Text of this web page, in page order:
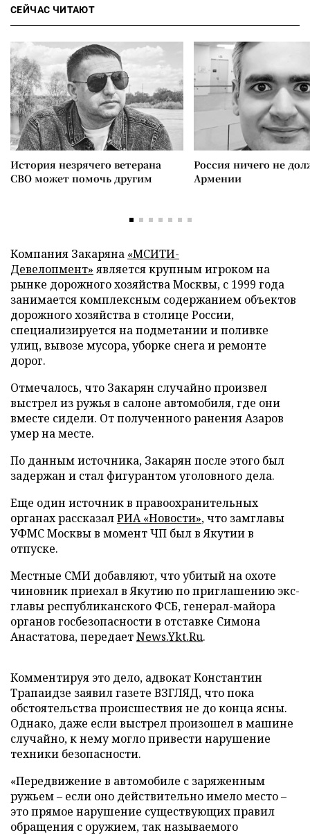
СЕЙЧАС ЧИТАЮТ
История незрячего ветерана
СВО может помочь другим
Россия ничего не
Армении
Компания Закаряна «МСИТИ-
Девелопмент» является крупным игроком на
рынке дорожного хозяйства Москвы, с 1999 года
занимается комплексным содержанием объектов
дорожного хозяйства в столице России,
специализируется на подметании и поливке
улиц, вывозе мусора, уборке снега и ремонте
дорог.
Отмечалось, что Закарян случайно произвел
выстрел из ружья в салоне автомобиля, где они
вместе сидели. От полученного ранения Азаров
умер на месте.
По данным источника, Закарян после этого был
задержан и стал фигурантом уголовного дела.
Еще один источник в правоохранительных
органах рассказалРИА «Новости», что замглавы
УФМС Москвы в момент ЧП был в Якутии в
отпуске.
Местные СМИ добавляют, что убитый на охоте
чиновник приехал в Якутию по приглашению экс-
главы республиканского ФСБ, генерал-майора
органов госбезопасности в отставке Симона
Анастатова, передаетNews.Ykt.Ru.
Комментируя это дело, адвокат Константин
Трапаидзе заявил газете ВЗГЛЯД, что пока
обстоятельства происшествия не до конца ясны.
Однако, даже если выстрел произошел в машине
случайно, к нему могло привести нарушение
техники безопасности.
«Передвижение в автомобиле с заряженным
ружьем – если оно действительно имело место –
это прямое нарушение существующих правил
обращения с оружием, так называемого